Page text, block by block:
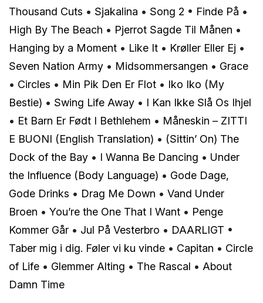
Thousand Cuts • Sjakalina • Song 2 • Finde På •
High By The Beach • Pjerrot Sagde Til Månen •
Hanging by a Moment • Like It • Krøller Eller Ej •
Seven Nation Army • Midsommersangen • Grace
• Circles • Min Pik Den Er Flot • Iko Iko (My
Bestie) • Swing Life Away • I Kan Ikke Slå Os Ihjel
• Et Barn Er Født I Bethlehem • Måneskin – ZITTI
E BUONI (English Translation) • (Sittin’ On) The
Dock of the Bay • I Wanna Be Dancing • Under
the Influence (Body Language) • Gode Dage,
Gode Drinks • Drag Me Down • Vand Under
Broen • You’re the One That I Want • Penge
Kommer Går • Jul På Vesterbro • DAARLIGT •
Taber mig i dig. Føler vi ku vinde • Capitan • Circle
of Life • Glemmer Alting • The Rascal • About
Damn Time